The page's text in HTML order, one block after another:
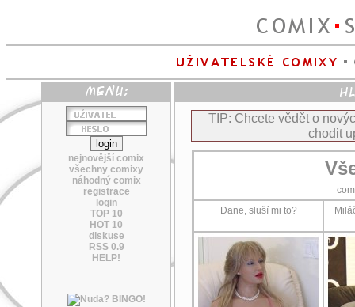
nejnovější comix
všechny comixy
náhodný comix
registrace
login
TOP 10
HOT 10
diskuse
RSS 0.9
HELP!
TIP: Chcete vědět o
chodit
Dane, sluší mi to?